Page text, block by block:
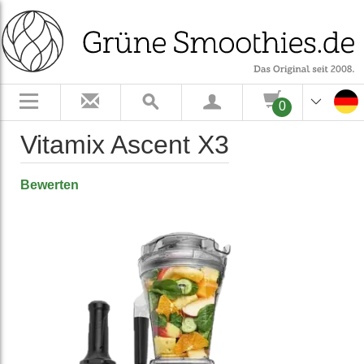
0
Vitamix Ascent X3
Bewerten